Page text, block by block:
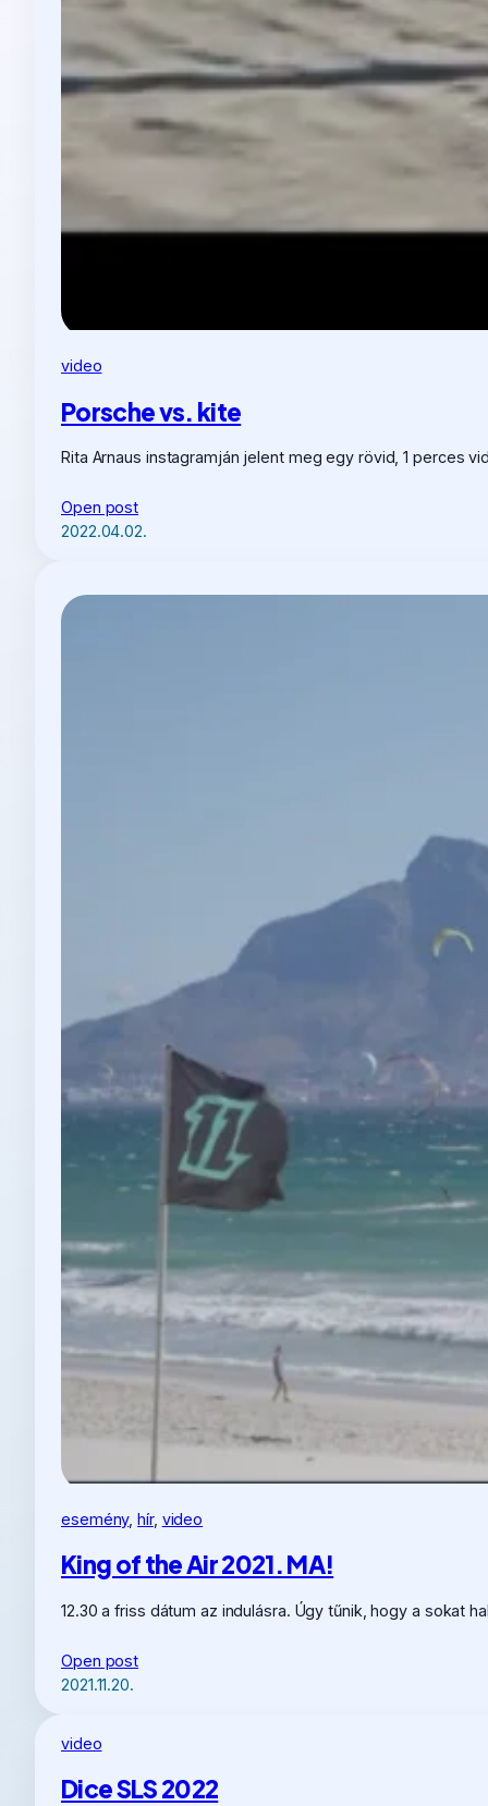
video
Porsche vs. kite
Rita Arnaus instagramján jelent meg egy rövid, 1 perces
Open post
2022.04.02.
esemény, hír, video
King of the Air 2021. MA!
12.30 a friss dátum az indulásra. Úgy tűnik, hogy a sokat
Open post
2021.11.20.
video
Dice SLS 2022